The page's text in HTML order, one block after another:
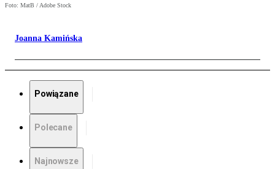
Foto: MatB / Adobe Stock
Joanna Kamińska
Powiązane
Polecane
Najnowsze